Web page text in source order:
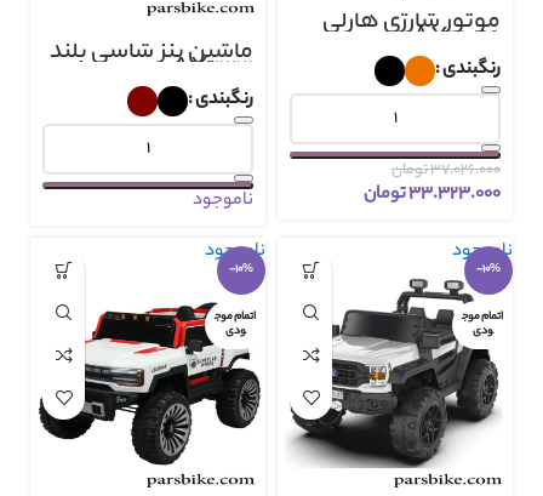
موتور شارژی هارلی
AX3069
رنگبندی
۳۷.۰۲۶.۰۰۰تومان
۳۳.۳۲۳.۰۰۰تومان
ماشین بنز شاسی بلند
AX2123
رنگبندی
ناموجود
ناموجود
-10%
اتمام موج
ودی
ناموجود
-10%
اتمام موج
ودی